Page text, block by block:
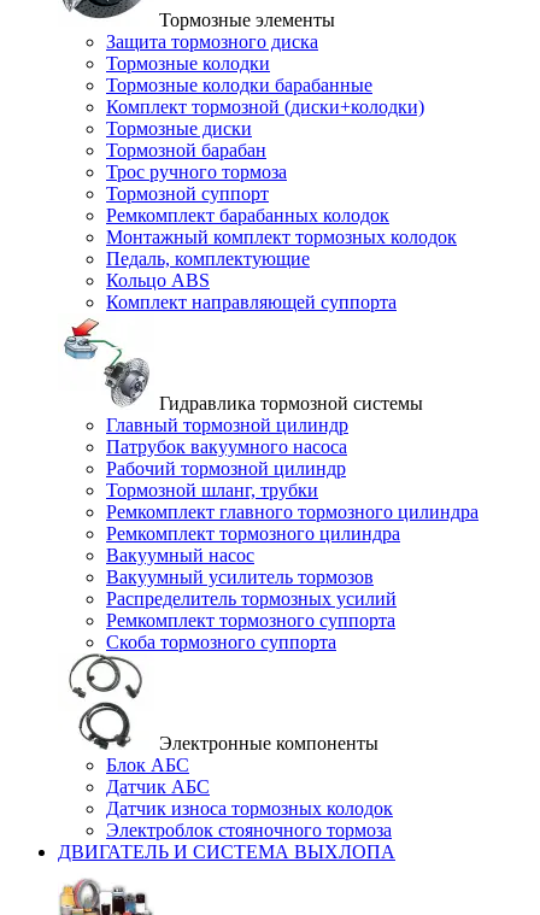
Тормозные элементы
Защита тормозного диска
Тормозные колодки
Тормозные колодки барабанные
Комплект тормозной (диски+колодки)
Тормозные диски
Тормозной барабан
Трос ручного тормоза
Тормозной суппорт
Ремкомплект барабанных колодок
Монтажный комплект тормозных колодок
Педаль, комплектующие
Кольцо ABS
Комплект направляющей суппорта
Гидравлика тормозной системы
Главный тормозной цилиндр
Патрубок вакуумного насоса
Рабочий тормозной цилиндр
Тормозной шланг, трубки
Ремкомплект главного тормозного цилиндра
Ремкомплект тормозного цилиндра
Вакуумный насос
Вакуумный усилитель тормозов
Распределитель тормозных усилий
Ремкомплект тормозного суппорта
Скоба тормозного суппорта
Электронные компоненты
Блок АБС
Датчик АБС
Датчик износа тормозных колодок
Электроблок стояночного тормоза
ДВИГАТЕЛЬ И СИСТЕМА ВЫХЛОПА